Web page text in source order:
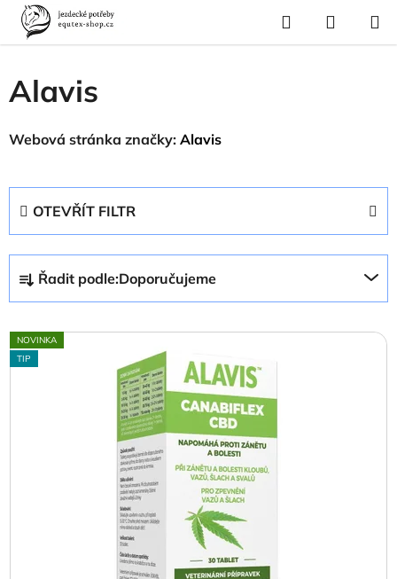
Přejít
obsah
Hledat
KOŠÍK
Domů
Prodávané značky
Alavis
Webová stránka značky: Alavis
OTEVŘÍT FILTR
a
z
e
n
Řadit podle:Doporučujeme
V
ý
NOVINKA
TIP